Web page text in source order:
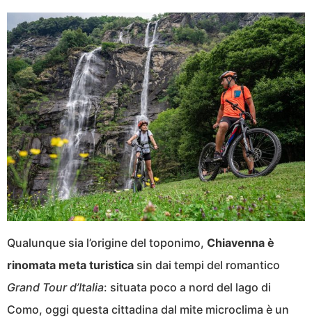
Qualunque sia l’origine del toponimo, Chiavenna è
rinomata meta turistica sin dai tempi del romantico
Grand Tour d’Italia: situata poco a nord del lago di
Como, oggi questa cittadina dal mite microclima è un